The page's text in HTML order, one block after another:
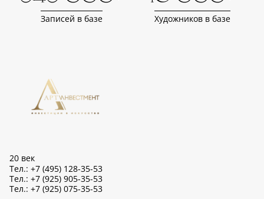
Записей в базе Художников в базе
20 век
Тел.: +7 (495) 128-35-53
Тел.: +7 (925) 905-35-53
Тел.: +7 (925) 075-35-53